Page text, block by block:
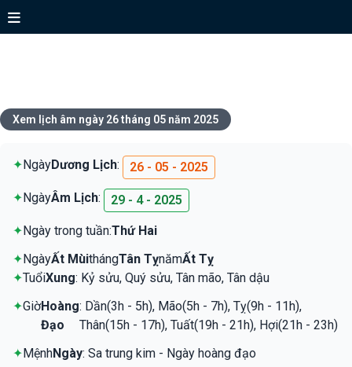
Xem lịch âm ngày 26 tháng 05 năm 2025
✦NgàyDương Lịch: 26 - 05 - 2025
✦NgàyÂm Lịch: 29 - 4 - 2025
✦Ngày trong tuần:Thứ Hai
✦NgàyẤt MùithángTân TỵnămẤt Tỵ
✦TuổiXung: Kỷ sửu, Quý sửu, Tân mão, Tân dậu
✦GiờHoàng
Đạo
: Dần(3h - 5h), Mão(5h - 7h), Tỵ(9h - 11h),
Thân(15h - 17h), Tuất(19h - 21h), Hợi(21h - 23h)
✦MệnhNgày: Sa trung kim - Ngày hoàng đạo